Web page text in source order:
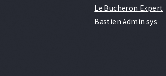
Le Bucheron Expert
Bastien Admin sys